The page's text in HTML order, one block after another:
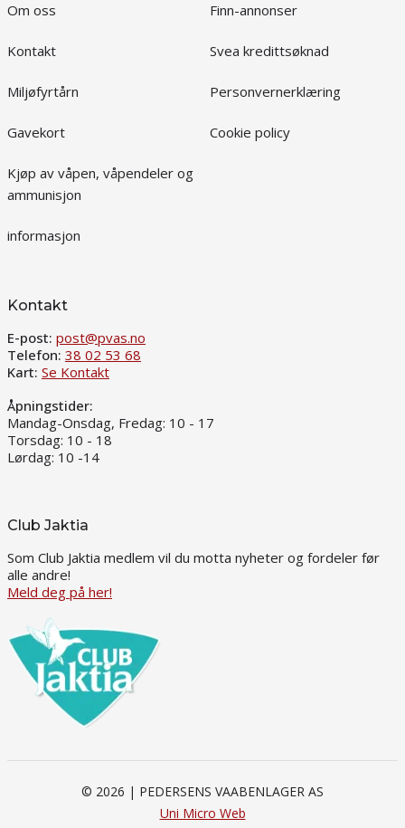
Om oss
Kontakt
Miljøfyrtårn
Gavekort
Kjøp av våpen, våpendeler og
ammunisjon
informasjon
Finn-annonser
Svea kredittsøknad
Personvernerklæring
Cookie policy
Kontakt
E-post: post@pvas.no
Telefon: 38 02 53 68
Kart: Se Kontakt
Åpningstider:
Mandag-Onsdag, Fredag: 10 - 17
Torsdag: 10 - 18
Lørdag: 10 -14
Club Jaktia
Som Club Jaktia medlem vil du motta nyheter og fordeler før
alle andre!
Meld deg på her!
© 2026 | PEDERSENS VAABENLAGER AS
Uni Micro Web